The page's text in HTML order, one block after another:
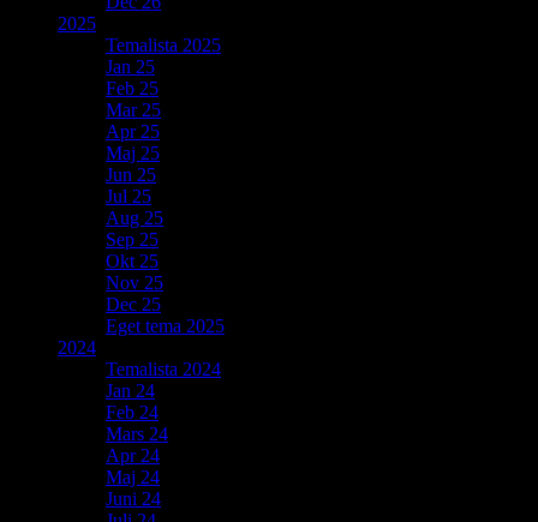
2025
Temalista 2025
Jan 25
Feb 25
Mar 25
Apr 25
Maj 25
Jun 25
Jul 25
Aug 25
Sep 25
Okt 25
Nov 25
Dec 25
Eget tema 2025
2024
Temalista 2024
Jan 24
Feb 24
Mars 24
Apr 24
Maj 24
Juni 24